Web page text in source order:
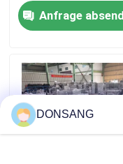
Treten Sie mit
Fordern Sie ein
Hydraulischer
Bagger-
Anfrage
DONSANG